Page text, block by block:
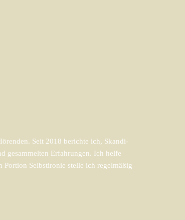
Seit 2018 berichte ich, Skandi-
gesammelten Erfahrungen. Ich helfe
Portion Selbstironie stelle ich regelmäßig